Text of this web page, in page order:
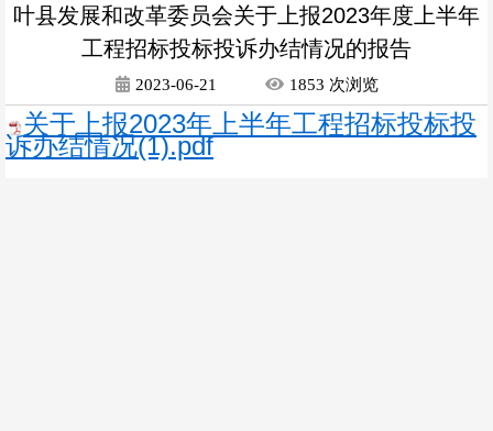
叶县发展和改革委员会关于上报2023年度上半年
工程招标投标投诉办结情况的报告
2023-06-21 1853 次浏览
关于上报2023年上半年工程招标投标投
诉办结情况(1).pdf